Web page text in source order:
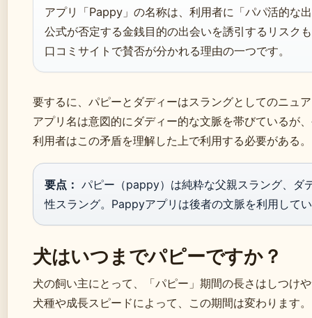
アプリ「Pappy」の名称は、利用者に「パパ活的な
公式が否定する金銭目的の出会いを誘引するリスク
口コミサイトで賛否が分かれる理由の一つです。
要するに、パピーとダディーはスラングとしてのニュ
アプリ名は意図的にダディー的な文脈を帯びているが
利用者はこの矛盾を理解した上で利用する必要がある。
要点： パピー（pappy）は純粋な父親スラング、ダ
性スラング。Pappyアプリは後者の文脈を利用して
犬はいつまでパピーですか？
犬の飼い主にとって、「パピー」期間の長さはしつけ
犬種や成長スピードによって、この期間は変わります。